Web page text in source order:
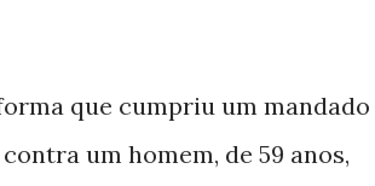
que cumpriu um mandado
um homem, de 59 anos,